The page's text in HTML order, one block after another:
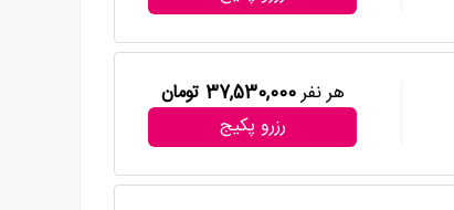
هر نفر37,530,000 تومان
رزرو پکیج